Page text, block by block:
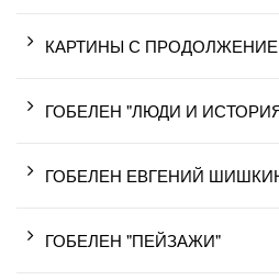
КАРТИНЫ С
ГОБЕЛЕН "ЛЮДИ И
ГОБЕЛЕН ЕВГЕНИЙ
ГОБЕЛЕН "ПЕЙЗАЖИ"